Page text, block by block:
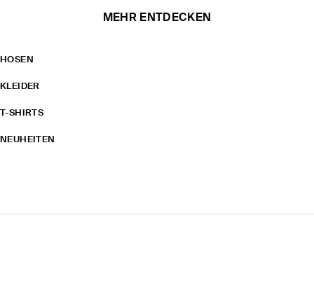
MEHR ENTDECKEN
HOSEN
KLEIDER
T-SHIRTS
NEUHEITEN